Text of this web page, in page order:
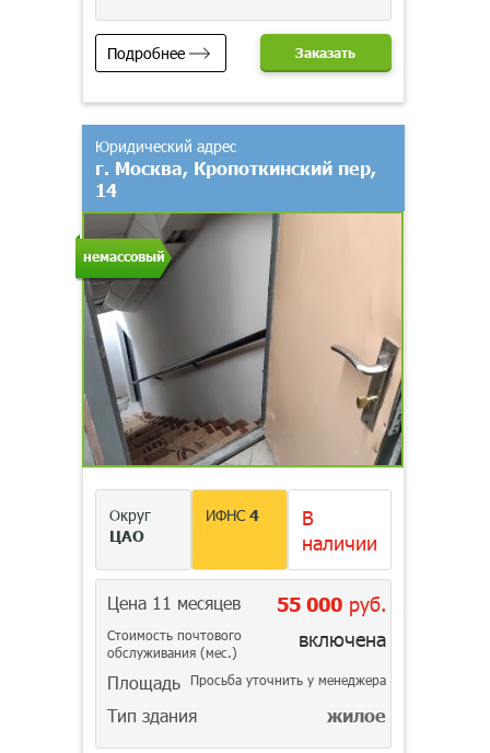
Подробнее Заказать
немассовый
Юридический адрес
г. Москва, Кропоткинский пер,
14
Округ
ЦАО
ИФНС4
В
наличии
Цена 11 месяцев 55 000руб.
Стоимость почтового
обслуживания (мес.)
включена
Площадь Просьба уточнить у менеджера
Тип здания жилое